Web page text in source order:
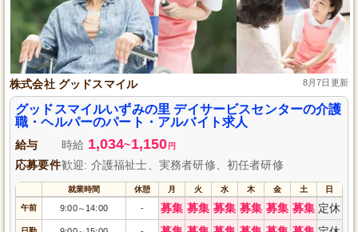
株式会社 グッドスマイル 8月7日更新
グッドスマイルいずみの里 デイサービスセンターの介護
職・ヘルパーのパート・アルバイト求人
給与 時給 1,034~1,150 円
応募要件歓迎: 介護福祉士、実務者研修、初任者研修
就業時間 休憩 月 火 水 木 金 土 日
午前 9:00～ 14:00 - 募集 募集 募集 募集 募集 募集 定休